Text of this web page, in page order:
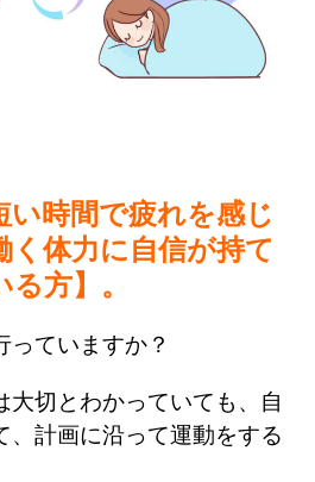
い時間で疲れを感じ
く体力に自信が持て
方】。
っていますか？
大切とわかっていても、自
、計画に沿って運動をする